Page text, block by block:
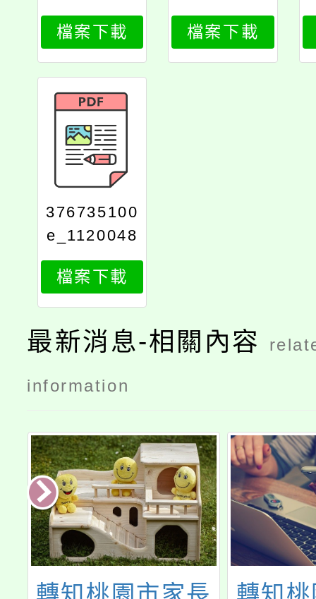
527_attach
1
檔案下載
527_attach
2
檔案下載
376735100
e_1120048
527_print
檔案下載
最新消息-相關內容
information
轉知桃園市家長 轉知